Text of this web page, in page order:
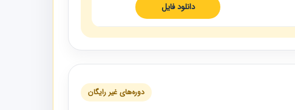
دانلود فایل
دوره‌های غیر رایگان